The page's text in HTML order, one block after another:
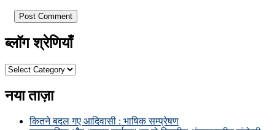
ब्लॉग श्रेणियाँ
ब्लॉग
नया ताज़ा
कितने बदल गए आदिवासी : भाषिक सम्प्रेषण